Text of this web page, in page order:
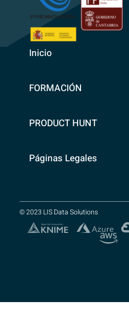
Inicio
FORMACIÓN
PRODUCT HUNT
Páginas Legales
© 2023 LIS Data Solutions